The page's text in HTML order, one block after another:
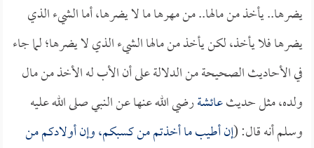
يضرها.. يأخذ من مالها.. من مهرها ما لا يضرها، أما الشيء الذي
يضرها فلا يأخذ، لكن يأخذ من مالها الشيء الذي لا يضرها؛ لما جاء
في الأحاديث الصحيحة من الدلالة على أن الأب له الأخذ من مال
ولده، مثل حديثعائشةرضي الله عنها عن النبي صلى الله عليه
وسلم أنه قال: (إن أطيب ما أخذتم من كسبكم، وإن أولادكم من